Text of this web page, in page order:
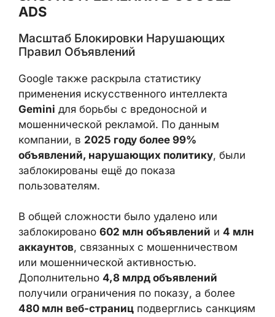
расследование злоупотреблений.
ИИ GEMINI ПРОТИВ
МОШЕННИЧЕСКОЙ РЕКЛАМЫ И
ЗЛОУПОТРЕБЛЕНИЙ В GOOGLE
ADS
Масштаб Блокировки Нарушающих
Правил Объявлений
Google также раскрыла статистику
применения искусственного интеллекта
Geminiдля борьбы с вредоносной и
компании, в2025 году более 99%
объявлений, нарушающих политику , были
заблокированы ещё до показа
пользователям.
В общей сложности было удалено или
заблокировано602 млн объявленийи4